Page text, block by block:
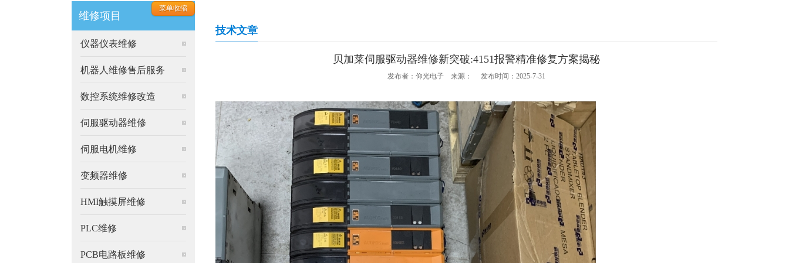
维修项目
仪器仪表维修
机器人维修售后服务
数控系统维修改造
伺服驱动器维修
伺服电机维修
变频器维修
HMI触摸屏维修
PLC维修
PCB电路板维修
技术文章
贝加莱伺服驱动器维修新突破:4151报警精准修复方案揭秘
发布者：仰光电子 来源： 发布时间：2025-7-31